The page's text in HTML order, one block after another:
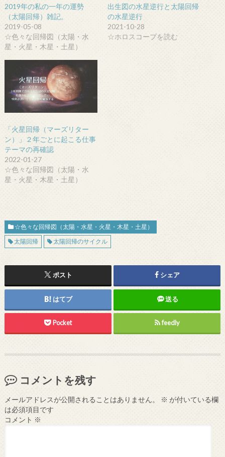
2019年の私の一年の運勢
（太陽回帰）雑記。
2019-05-08
☆色々な回帰図（太陽・水
星・火星・木星・土星）
出生図の水星逆行と太陽回帰
の水星逆行
2021-10-28
☆ホロスコープを読む
「火星回帰（マーズリター
ン）」２年ごとに起こる仕事
テーマの再確認
2022-01-27
☆色々な回帰図（太陽・水
星・火星・木星・土星）
☆色々な回帰図（太陽・水星・火星・木星・土星）
太陽回帰
太陽回帰のサイクル
ポスト シェア
はてブ 送る
Pocket feedly
コメントを残す
メールアドレスが公開されることはありません。 ※ が付いている欄
は必須項目です
コメント ※